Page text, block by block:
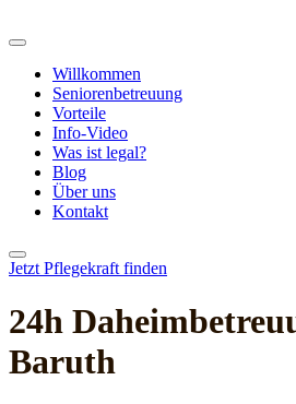
Willkommen
Seniorenbetreuung
Vorteile
Info-Video
Was ist legal?
Blog
Über uns
Kontakt
Jetzt Pflegekraft finden
24h
Baruth